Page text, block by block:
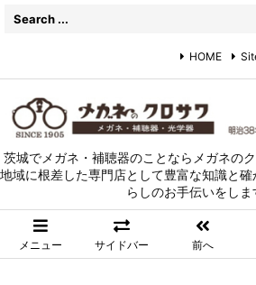
茨城でメガネ・補聴器のことならメガネの
地域に根差した専門店として豊富な知識と
らしのお手伝いをしま
メニュー サイドバー 前へ
HOME